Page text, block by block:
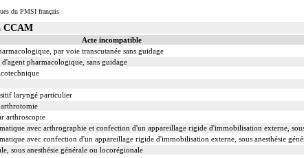
du PMSI français
CCAM
Acte incompatible
par voie transcutanée sans guidage
pharmacologique, sans guidage
laryngé particulier
arthroscopie
avec arthrographie et confection d'un appareillage rigide d'immobilisation externe,
avec confection d'un appareillage rigide d'immobilisation externe, sous anesthésie
sous anesthésie générale ou locorégionale